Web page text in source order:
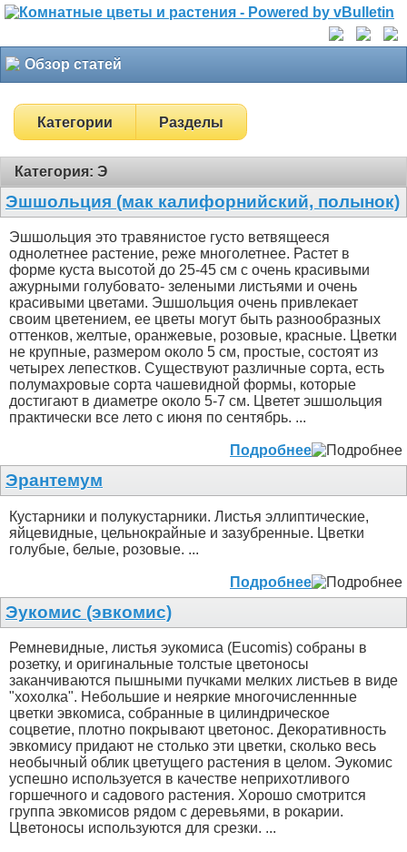
Обзор статей
Категории Разделы
Категория: Э
Эшшольция (мак калифорнийский, полынок)
Эшшольция это травянистое густо ветвящееся
однолетнее растение, реже многолетнее. Растет в
форме куста высотой до 25-45 см с очень красивыми
ажурными голубовато- зелеными листьями и очень
красивыми цветами. Эшшольция очень привлекает
своим цветением, ее цветы могут быть разнообразных
оттенков, желтые, оранжевые, розовые, красные. Цветки
не крупные, размером около 5 см, простые, состоят из
четырех лепестков. Существуют различные сорта, есть
полумахровые сорта чашевидной формы, которые
достигают в диаметре около 5-7 см. Цветет эшшольция
практически все лето с июня по сентябрь. ...
Подробнее
Эрантемум
Кустарники и полукустарники. Листья эллиптические,
яйцевидные, цельнокрайные и зазубренные. Цветки
голубые, белые, розовые. ...
Подробнее
Эукомис (эвкомис)
Ремневидные, листья эукомиса (Eucomis) собраны в
розетку, и оригинальные толстые цветоносы
заканчиваются пышными пучками мелких листьев в виде
"хохолка". Небольшие и неяркие многочисленнные
цветки эвкомиса, собранные в цилиндрическое
соцветие, плотно покрывают цветонос. Декоративность
эвкомису придают не столько эти цветки, сколько весь
необычный облик цветущего растения в целом. Эукомис
успешно используется в качестве неприхотливого
горшечного и садового растения. Хорошо смотрится
группа эвкомисов рядом с деревьями, в рокарии.
Цветоносы используются для срезки. ...